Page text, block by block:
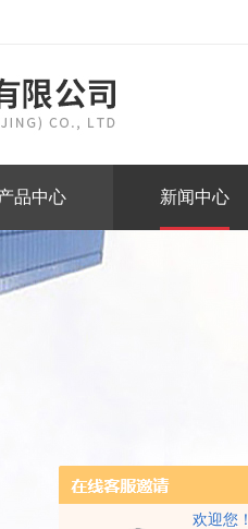
欢迎您！
品中心 新闻中心